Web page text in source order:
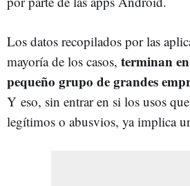
Los datos recopilados por las
mayoría de los casos, terminan
pequeño grupo de grandes
Y eso, sin entrar en si los usos
legítimos o abusvios, ya implica